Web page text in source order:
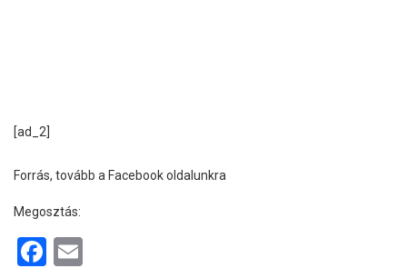
[ad_2]
Forrás, tovább a Facebook oldalunkra
Megosztás:
F